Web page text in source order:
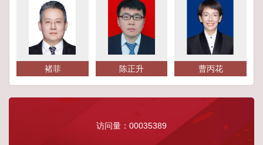
褚菲 陈正升 曹丙花
访问量： 00035389